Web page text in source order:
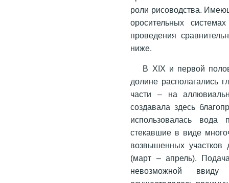
роли рисоводства.
оросительных
проведения
ниже.
В XIX и первой
долине располагались
части – на
создавала здесь
использовалась
стекавшие в виде
возвышенных участков
(март – апрель).
невозможной